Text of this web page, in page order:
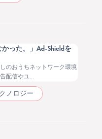
った。」Ad-Shieldを
のおうちネットワーク環境
配信やユ...
ノロジー